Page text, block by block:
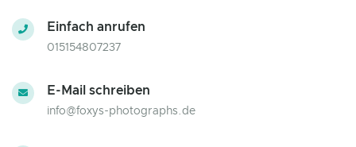
Einfach anrufen
015154807237
E-Mail schreiben
info@foxys-photographs.de